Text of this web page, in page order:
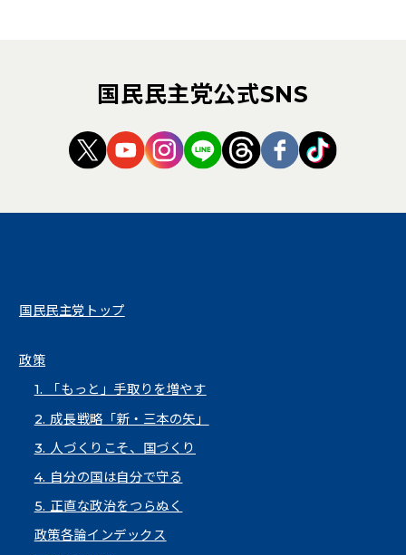
国民民主党公式SNS
（新しいタブで開く）
（新しいタブで開く）
（新しいタブで開く）
（新しいタブで開く）
（新しいタブで開
（新しいタブ
（新しい
国民民主党トップ
政策
1. 「もっと」手取りを増やす
2. 成長戦略「新・三本の矢」
3. 人づくりこそ、国づくり
4. 自分の国は自分で守る
5. 正直な政治をつらぬく
政策各論インデックス